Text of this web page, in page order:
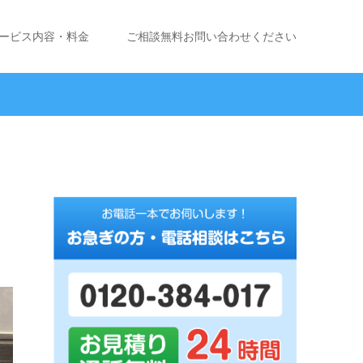
ビス内容・料金 ご相談無料お問い合わせください